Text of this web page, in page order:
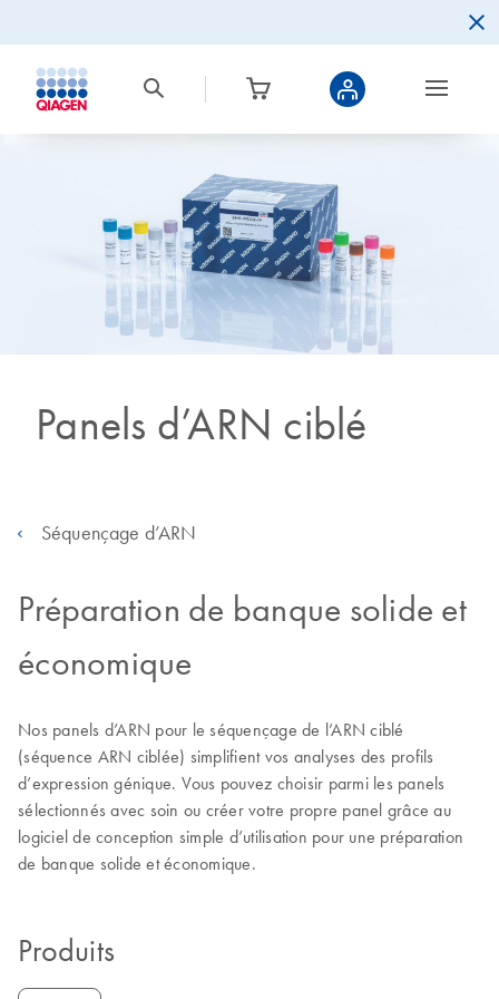
Panels d’ARN ciblé
Séquençage d’ARN
Préparation de banque solide et
économique
Nos panels d’ARN pour le séquençage de l’ARN ciblé
(séquence ARN ciblée) simplifient vos analyses des profils
d’expression génique. Vous pouvez choisir parmi les panels
sélectionnés avec soin ou créer votre propre panel grâce au
logiciel de conception simple d’utilisation pour une préparation
de banque solide et économique.
Produits